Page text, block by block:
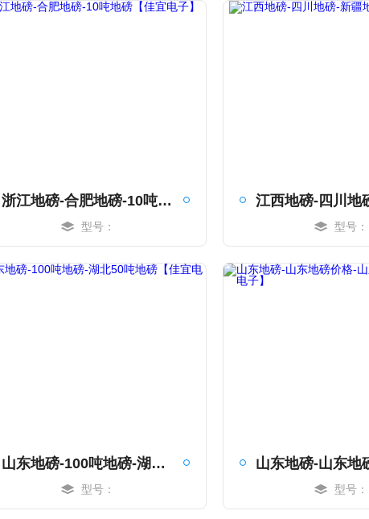
浙江地磅-合肥地磅-10吨地磅【佳宜电子】
型号： 型号：
山东地磅-100吨地磅-湖北50吨地磅【佳宜电子】
型号： 型号：